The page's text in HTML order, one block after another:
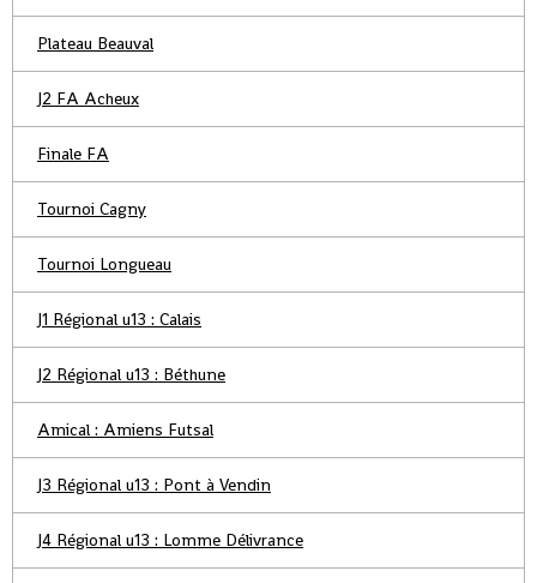
Plateau Beauval
J2 FA Acheux
Finale FA
Tournoi Cagny
Tournoi Longueau
J1 Régional u13 : Calais
J2 Régional u13 : Béthune
Amical : Amiens Futsal
J3 Régional u13 : Pont à Vendin
J4 Régional u13 : Lomme Délivrance